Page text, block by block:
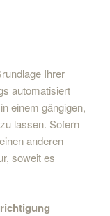
Ihrer
automatisiert
einem gängigen,
lassen. Sofern
anderen
soweit es